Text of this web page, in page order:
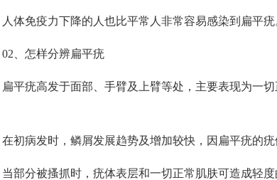
免疫力下降的人也比平常人非常容易感染到扁平疣
怎样分辨扁平疣
疣高发于面部、手臂及上臂等处，主要表现为一切
病发时，鳞屑发展趋势及增加较快，因扁平疣的疣
分被搔抓时，疣体表层和一切正常肌肤可造成轻度